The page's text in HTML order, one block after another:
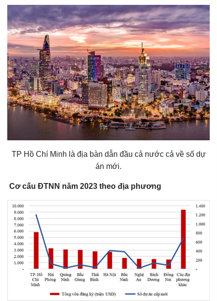
TP Hồ Chí Minh là địa bàn dẫn đầu cả nước cả về số dự
án mới.
Cơ cấu ĐTNN năm 2023 theo địa phương